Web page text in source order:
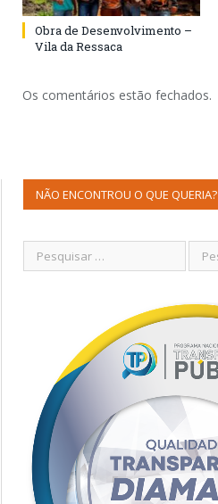
Obra de Desenvolvimento –
Vila da Ressaca
Os comentários estão fechados.
NÃO ENCONTROU O QUE QUERIA?